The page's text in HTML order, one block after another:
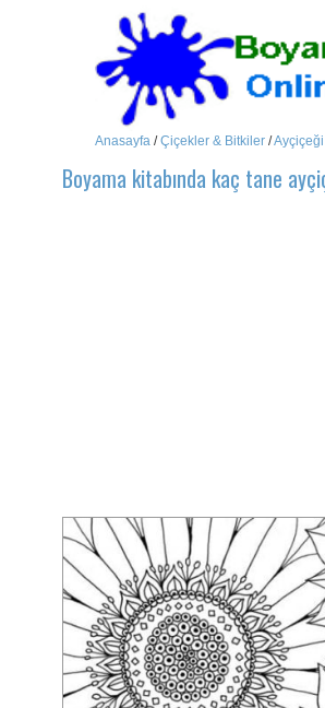
Anasayfa /Çiçekler & Bitkiler /Ayçiçeği
Boyama kitabında kaç tane